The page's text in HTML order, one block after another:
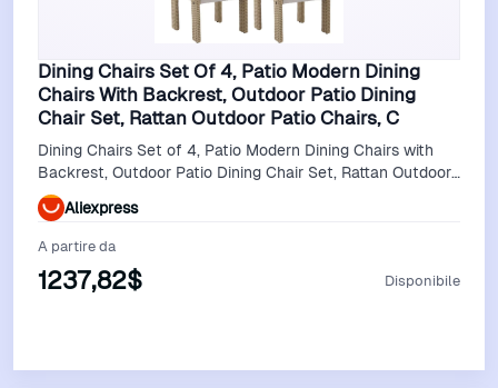
Dining Chairs Set Of 4, Patio Modern Dining
Chairs With Backrest, Outdoor Patio Dining
Chair Set, Rattan Outdoor Patio Chairs, C
Dining Chairs Set of 4, Patio Modern Dining Chairs with
Backrest, Outdoor Patio Dining Chair Set, Rattan Outdoor
Patio Chairs, C
Aliexpress
A partire da
1237,82$ Disponibile